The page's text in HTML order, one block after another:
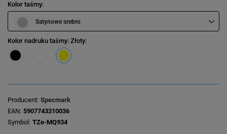
Kolor taśmy
Satynowe srebro
Kolor nadruku taśmy: Złoty
Producent Specmark
EAN 5907743310036
Symbol TZe-MQ934